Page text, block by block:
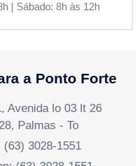
| Sábado: 8h às 12h
a Ponto Forte
Avenida lo 03 lt 26
Palmas - To
(63) 3028-1551